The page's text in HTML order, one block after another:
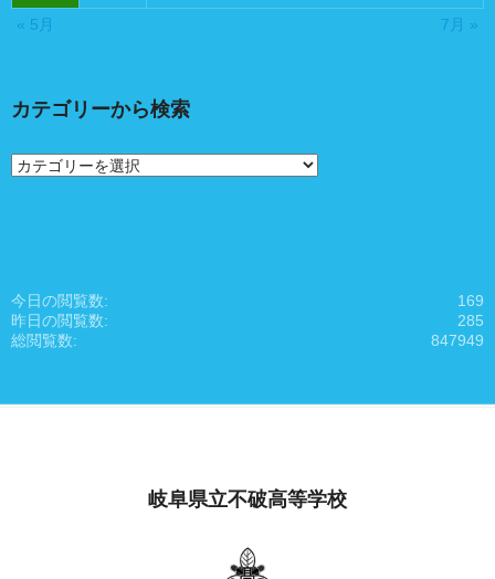
« 5月
7月 »
カテゴリーから検索
カ
テ
検
索
169
今日の閲覧数:
285
昨日の閲覧数:
847949
総閲覧数:
岐阜県立不破高等学校